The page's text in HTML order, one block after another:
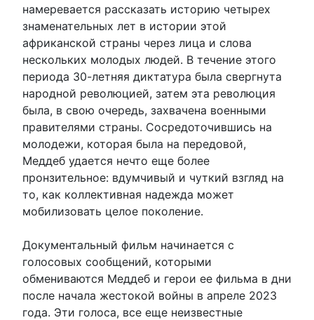
намеревается рассказать историю четырех
знаменательных лет в истории этой
африканской страны через лица и слова
нескольких молодых людей. В течение этого
периода 30-летняя диктатура была свергнута
народной революцией, затем эта революция
была, в свою очередь, захвачена военными
правителями страны. Сосредоточившись на
молодежи, которая была на передовой,
Меддеб удается нечто еще более
пронзительное: вдумчивый и чуткий взгляд на
то, как коллективная надежда может
мобилизовать целое поколение.
Документальный фильм начинается с
голосовых сообщений, которыми
обмениваются Меддеб и герои ее фильма в дни
после начала жестокой войны в апреле 2023
года. Эти голоса, все еще неизвестные